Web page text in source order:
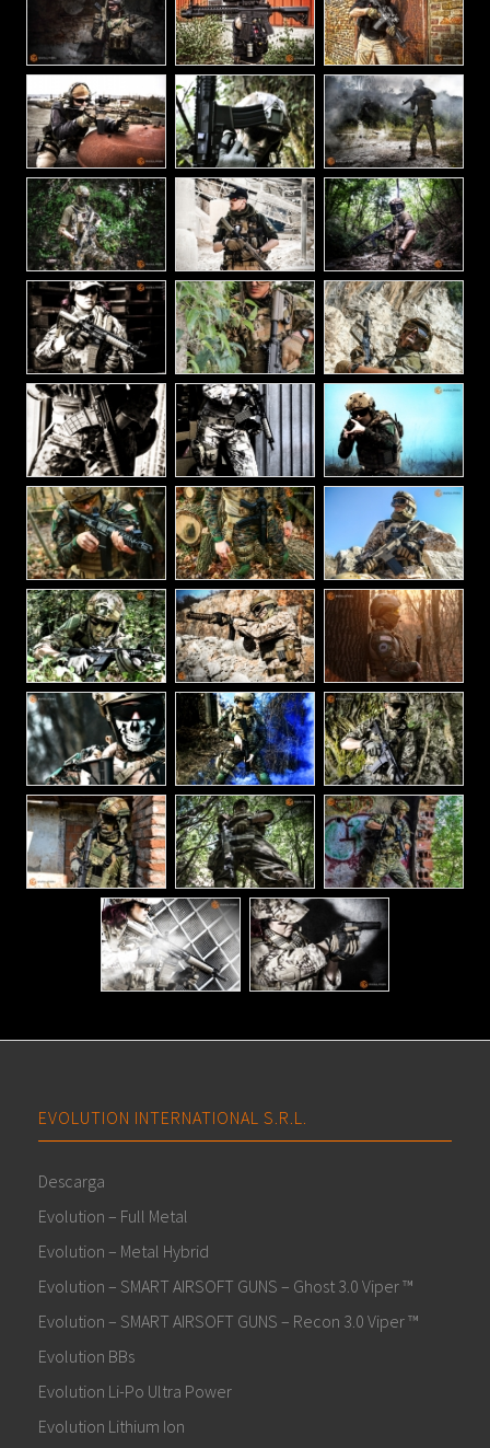
EVOLUTION INTERNATIONAL S.R.L.
Descarga
Evolution – Full Metal
Evolution – Metal Hybrid
Evolution – SMART AIRSOFT GUNS – Ghost 3.0 Viper ™
Evolution – SMART AIRSOFT GUNS – Recon 3.0 Viper ™
Evolution BBs
Evolution Li-Po Ultra Power
Evolution Lithium Ion